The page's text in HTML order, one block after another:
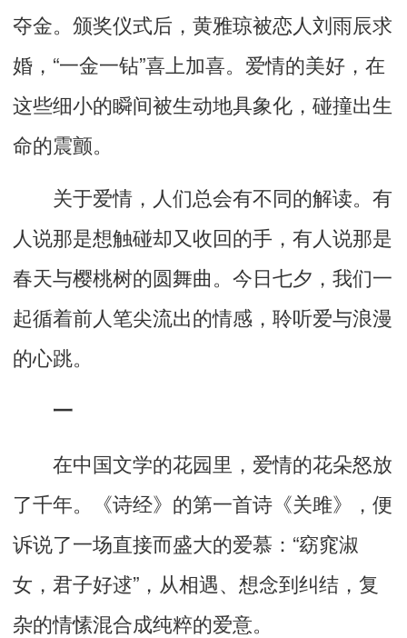
夺金。颁奖仪式后，黄雅琼被恋人刘雨辰求
婚，“一金一钻”喜上加喜。爱情的美好，在
这些细小的瞬间被生动地具象化，碰撞出生
命的震颤。
关于爱情，人们总会有不同的解读。有
人说那是想触碰却又收回的手，有人说那是
春天与樱桃树的圆舞曲。今日七夕，我们一
起循着前人笔尖流出的情感，聆听爱与浪漫
的心跳。
一
在中国文学的花园里，爱情的花朵怒放
了千年。《诗经》的第一首诗《关雎》，便
诉说了一场直接而盛大的爱慕：“窈窕淑
女，君子好逑”，从相遇、想念到纠结，复
杂的情愫混合成纯粹的爱意。